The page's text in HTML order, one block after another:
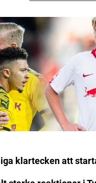
klartecken att